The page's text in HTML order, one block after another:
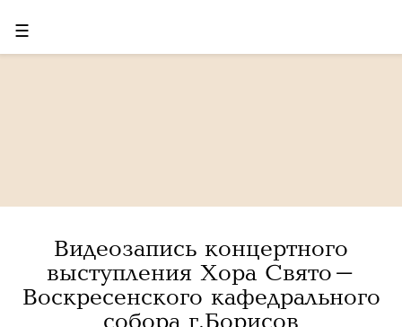
☰
Видеозапись концертного
выступления Хора Свято-
Воскресенского кафедрального
собора г.Борисов